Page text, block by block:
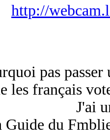
http://
pas
les français
J'ai
du